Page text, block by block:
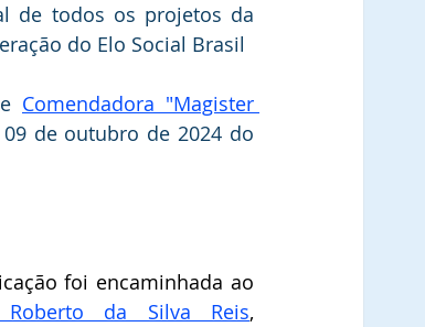
de todos os projetos da
do Elo Social Brasil
Comendadora "Magister
de outubro de 2024 do
Roberto da Silva Reis,